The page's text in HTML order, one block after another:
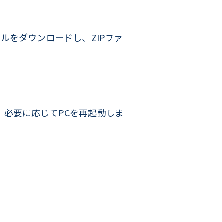
をダウンロードし、ZIPファ
要に応じてPCを再起動しま